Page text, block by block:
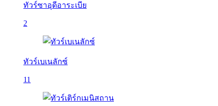
ทัวร์ซาอุดีอาระเบีย
2
ทัวร์เบเนลักซ์
11